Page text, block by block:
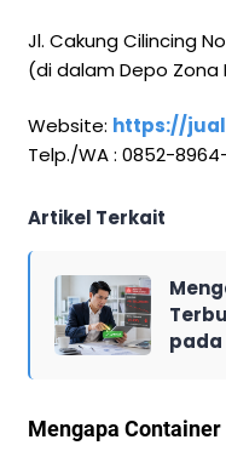
Jl. Cakung Cilincing
(di dalam Depo Zona
Website: https://
Telp./WA : 0852-
Artikel Terkait
pada
Mengapa